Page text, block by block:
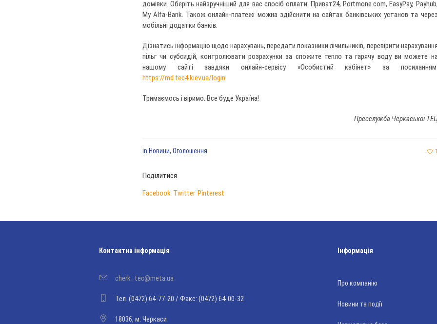
домівки. Оберіть найзручніший для вас спосіб оплати: Приват24, Portmone.com, EasyPay, Payhub,
My Alfa-Bank. Також онлайн-платежі можна здійснити на сайтах банківських установ та через
мобільні додатки банків.
Дізнатись інформацію щодо нарахувань, передати показники лічильників, перевірити нарахування
пільг чи субсидій, контролювати розрахунки за спожите тепло та гарячу воду ви можете
нашому сайті завдяки онлайн-сервісу «Особистий кабінет» за посиланням:
https://md.tec4.kiev.ua/login.
Тримаємось і віримо. Все буде Україна!
Пресслужба Черкаської
1
in Новини, Оголошення
Поділитися
Facebook Twitter Pinterest
Контактна інформація
cherk_tec@meta.ua
Тел. (0472) 64-77-20 / Факс: (0472) 64-00-32
18036, м. Черкаси
Інформація
Про компанію
Новини та події